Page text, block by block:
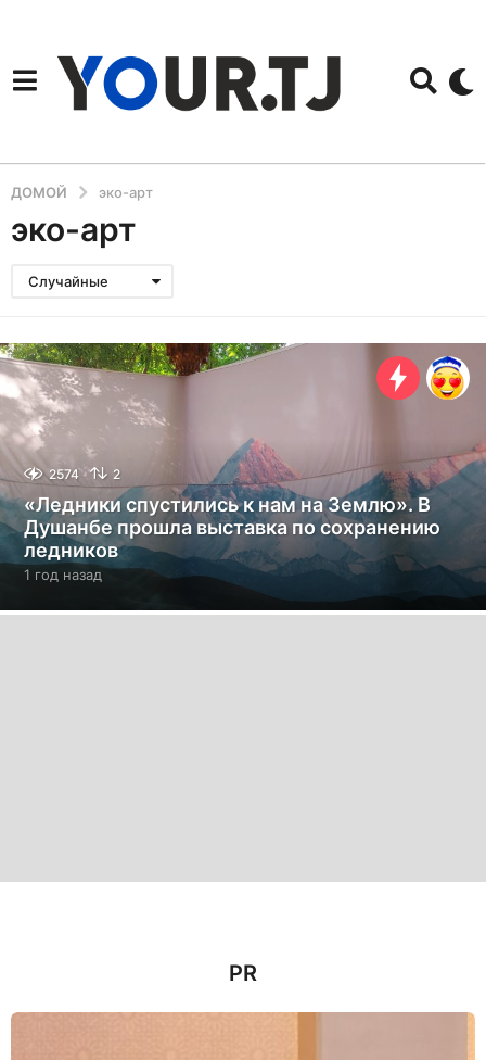
ДОМОЙ эко-арт
эко-арт
Случайные
2574 2
«Ледники спустились к нам на Землю». В
Душанбе прошла выставка по сохранению
ледников
1 год назад
о
PR